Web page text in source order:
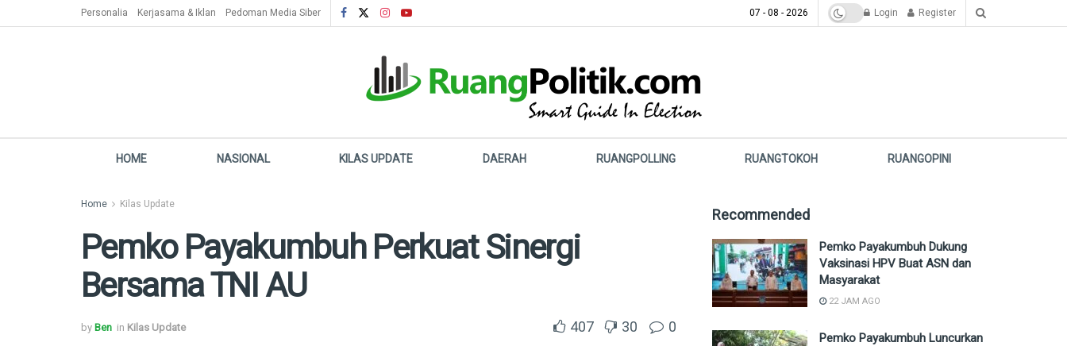
Personalia Kerjasama & Iklan Pedoman Media Siber 07 - 08 - 2026 Login Register
HOME NASIONAL KILAS UPDATE DAERAH RUANGPOLLING RUANGTOKOH RUANGOPINI
Home Kilas Update
Pemko Payakumbuh Perkuat Sinergi
Bersama TNI AU
by Ben in Kilas Update 407 30 0
Recommended
Pemko Payakumbuh Dukung
Vaksinasi HPV Buat ASN dan
Masyarakat
22 JAM AGO
Pemko Payakumbuh Luncurkan